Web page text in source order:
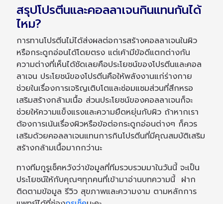
สรุปโปรตีนและคอลลาเจนกินแทนกันได้
ไหม?
การทานโปรตีนไม่ได้ส่งผลต่อการสร้างคอลลาเจนในผิว
หรือกระดูกอ่อนได้โดยตรง แต่เค้ามีข้อดีแตกต่างกัน
ความต่างที่เห็นได้ชัดเลยคือประโยชน์ของโปรตีนและคอล
ลาเจน ประโยชน์ของโปรตีนคือให้พลังงานแก่ร่างกาย
ช่วยในเรื่องการเจริญเติบโตและซ่อมแซมส่วนที่สึกหรอ
เสริมสร้างกล้ามเนื้อ ส่วนประโยชน์ของคอลลาเจนก็จะ
ช่วยให้ความแข็งแรงและความยืดหยุ่นกับผิว ถ้าหากเรา
ต้องการเน้นเรื่องผิวหรือข้อต่อกระดูกอ่อนต่างๆ ก็ควร
เสริมด้วยคอลลาเจนแทนการกินโปรตีนที่มีคุณสมบัติเสริม
สร้างกล้ามเนื้อมากกว่านะ
ทางทีมกูรูเช็คหวังว่าข้อมูลที่ทีมรวบรวมมาในวันนี้ จะเป็น
ประโยชน์ให้กับคุณๆทุกคนที่เข้ามาอ่านบทความนี้ ฝาก
ติดตามข้อมูล รีวิว สุขภาพและความงาม ตามหลักการ